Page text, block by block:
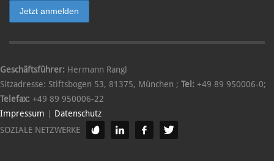
Geschäftsführer: Hermann Rangl
Sitzadresse: Stiftsbogen 53, 81375, München ; Tel: +49 89 950006-0;
Telefax: +49 89 950006-22
Impressum
Datenschutz
SOZIALE NETZWERKE